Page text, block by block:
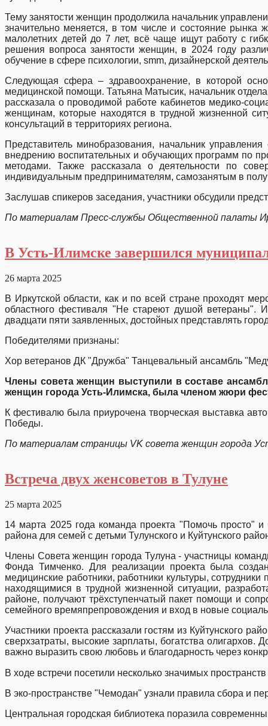
Тему занятости женщин продолжила начальник
значительно меняется, в том числе и состояние
малолетних детей до 7 лет, всё чаще ищут работу с
решения вопроса занятости женщин, в 2024 году
обучение в сфере психологии, smm, дизайнерской
Следующая сфера – здравоохранение, в которой
медицинской помощи. Татьяна Матысик, начальник
рассказала о проводимой работе кабинетов медико-
женщинам, которые находятся в трудной жизненной
консультаций в территориях региона.
Представитель минобразования, начальник
внедрению воспитательных и обучающих программ по
методами. Также рассказала о деятельности по
индивидуальным предпринимателям, самозанятым в
Заслушав спикеров заседания, участники обсудили
По материалам Пресс-службы Общественной палаты
В Усть-Илимске завершился
26 марта 2025
В Иркутской области, как и по всей стране проходят
областного фестиваля "Не стареют душой
двадцати пяти заявленных, достойных представлять
Победителями признаны:
Хор ветеранов ДК "Дружба" Танцевальный ансамбль
Члены совета женщин выступили в составе
женщин города Усть-Илимска, была членом жюри
К фестивалю была приурочена творческая выставка
Победы.
По материалам страницы VK совета женщин города
Встреча двух женсоветов в Тулуне
25 марта 2025
14 марта 2025 года команда проекта "Помочь просто"
района для семей с детьми Тулунского и Куйтунского
Члены Совета женщин города Тулуна - участницы
Фонда Тимченко. Для реализации проекта была
медицинские работники, работники культуры,
находящимися в трудной жизненной ситуации,
районе, получают трёхступенчатый пакет помощи и
семейного времяпрепровождения и вход в новые
Участники проекта рассказали гостям из Куйтунского
сверхзатраты, высокие зарплаты, богатства
важно выразить свою любовь и благодарность через
В ходе встречи посетили несколько значимых
В эко-пространстве "Чемодан" узнали правила сбора и
Центральная городская библиотека поразила